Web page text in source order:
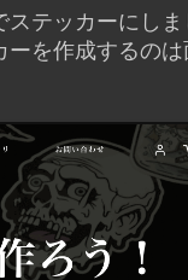
ステッカーにしま
を作成するの